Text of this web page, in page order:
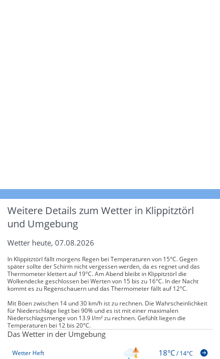
Weitere Details zum Wetter in Klippitztörl
und Umgebung
Wetter heute, 07.08.2026
In Klippitztörl fällt morgens Regen bei Temperaturen von 15°C. Gegen
später sollte der Schirm nicht vergessen werden, da es regnet und das
Thermometer klettert auf 19°C. Am Abend bleibt in Klippitztörl die
Wolkendecke geschlossen bei Werten von 15 bis zu 16°C. In der Nacht
kommt es zu Regenschauern und das Thermometer fällt auf 12°C.
Mit Böen zwischen 14 und 30 km/h ist zu rechnen. Die Wahrscheinlichkeit
für Niederschläge liegt bei 90% und es ist mit einer maximalen
Niederschlagsmenge von 13.9 l/m² zu rechnen. Gefühlt liegen die
Temperaturen bei 12 bis 20°C.
Das Wetter in der Umgebung
Wetter Heft 18°C/14°C